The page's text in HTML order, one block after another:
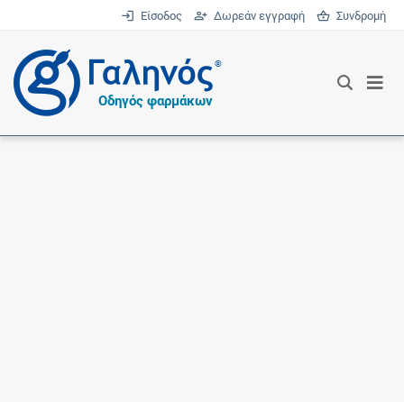
Είσοδος Δωρεάν εγγραφή Συνδρομή
®
Οδηγός φαρμάκων